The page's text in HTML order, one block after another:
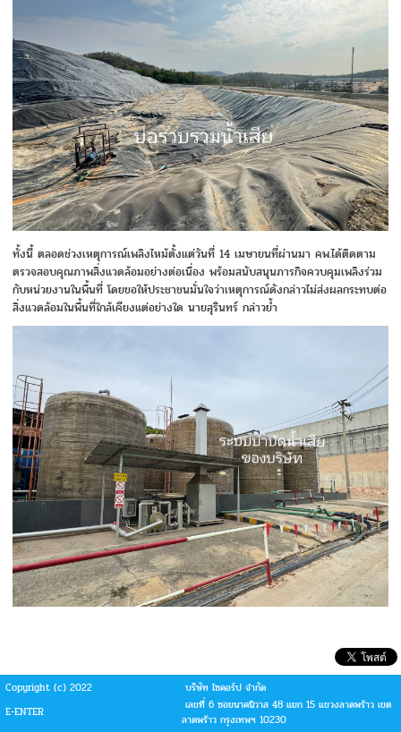
ทั้งนี้ ตลอดช่วงเหตุการณ์เพลิงไหม้ตั้งแต่วันที่ 14 เมษายนที่ผ่านมา คพ.ได้ติดตาม
ตรวจสอบคุณภาพสิ่งแวดล้อมอย่างต่อเนื่อง พร้อมสนับสนุนภารกิจควบคุมเพลิงร่วม
กับหน่วยงานในพื้นที่ โดยขอให้ประชาชนมั่นใจว่าเหตุการณ์ดังกล่าวไม่ส่งผลกระทบต่อ
สิ่งแวดล้อมในพื้นที่ใกล้เคียงแต่อย่างใด นายสุรินทร์ กล่าวย้ำ
Copyright (c) 2022
บริษัท ไซคอร์ป จำกัด
E-ENTER
เลขที่ 6 ซอยนาคนิวาส 48 แยก 15 แขวงลาดพร้าว เขต
ลาดพร้าว กรุงเทพฯ 10230